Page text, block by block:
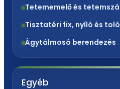
Tetememelő és
Tisztatéri fix, nyíló és
Ágytálmosó berendezés
Egyéb